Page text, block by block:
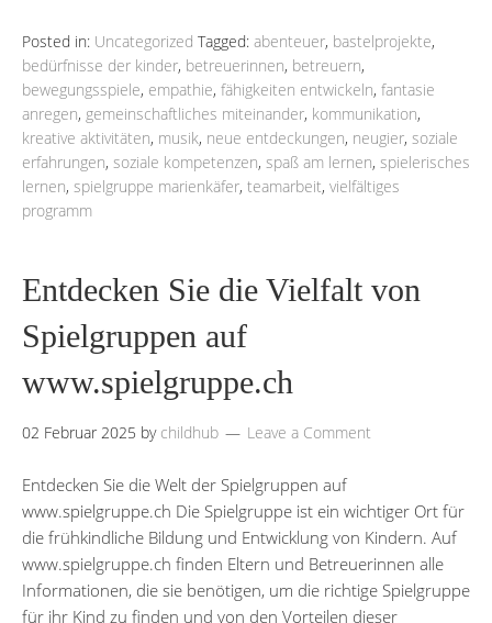
Posted in: Uncategorized Tagged: abenteuer, bastelprojekte,
bedürfnisse der kinder, betreuerinnen, betreuern,
bewegungsspiele, empathie, fähigkeiten entwickeln, fantasie
anregen, gemeinschaftliches miteinander, kommunikation,
kreative aktivitäten, musik, neue entdeckungen, neugier, soziale
erfahrungen, soziale kompetenzen, spaß am lernen, spielerisches
lernen, spielgruppe marienkäfer, teamarbeit, vielfältiges
programm
Entdecken Sie die Vielfalt von
Spielgruppen auf
www.spielgruppe.ch
02 Februar 2025 by childhub Leave a Comment
Entdecken Sie die Welt der Spielgruppen auf
www.spielgruppe.ch Die Spielgruppe ist ein wichtiger Ort für
die frühkindliche Bildung und Entwicklung von Kindern. Auf
www.spielgruppe.ch finden Eltern und Betreuerinnen alle
Informationen, die sie benötigen, um die richtige Spielgruppe
für ihr Kind zu finden und von den Vorteilen dieser